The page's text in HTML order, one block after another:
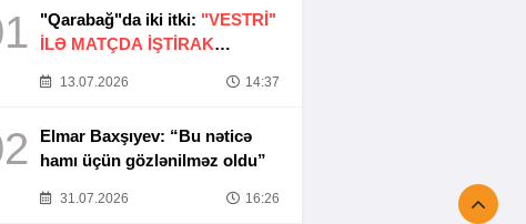
"Qarabağ"da iki itki: "VESTRİ"
İLƏ MATÇDA İŞTİRAK
13.07.2026 14:37
Elmar Baxşıyev: “Bu nəticə
hamı üçün gözlənilməz oldu”
31.07.2026 16:26